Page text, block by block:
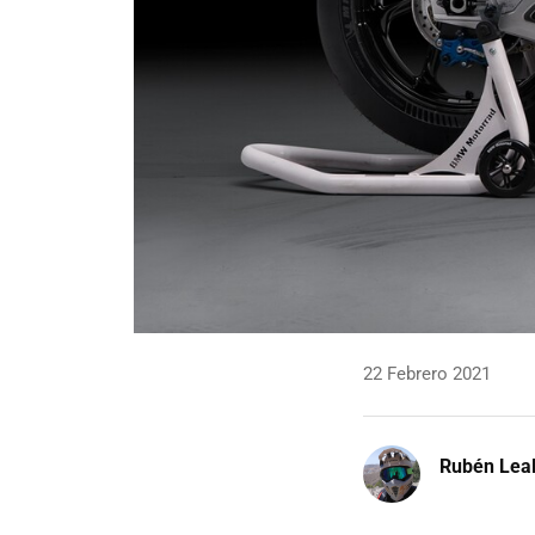
22 Febrero 2021
Rubén Leal